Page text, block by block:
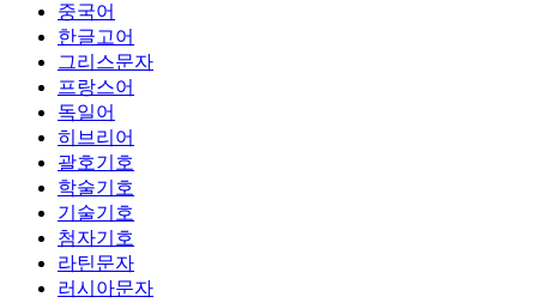
중국어
한글고어
그리스문자
프랑스어
독일어
히브리어
괄호기호
학술기호
기술기호
첨자기호
라틴문자
러시아문자